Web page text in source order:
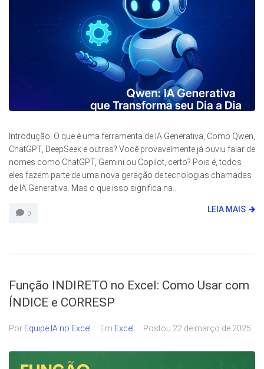
Introdução: O que é uma ferramenta de IA Generativa, Como Qwen,
ChatGPT, DeepSeek e outras? Você provavelmente já ouviu falar de
nomes como ChatGPT, Gemini ou Copilot, certo? Pois é, todos
eles fazem parte de uma nova geração de tecnologias chamadas
de IA Generativa. Mas o que isso significa na...
0 LEIA MAIS
Função INDIRETO no Excel: Como Usar com
ÍNDICE e CORRESP
Por Equipe IA no Excel Em Excel Postou 22 de março de 2025